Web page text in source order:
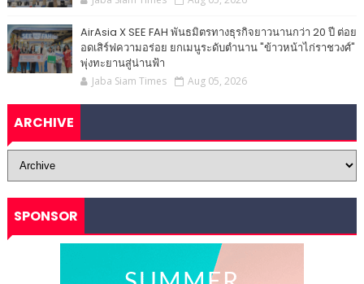
AirAsia X SEE FAH พันธมิตรทางธุรกิจยาวนานกว่า 20 ปี ต่อย
อดเสิร์ฟความอร่อย ยกเมนูระดับตำนาน "ข้าวหน้าไก่ราชวงศ์"
พุ่งทะยานสู่น่านฟ้า
Jaba Siam Times Aug 05, 2026
ARCHIVE
SPONSOR